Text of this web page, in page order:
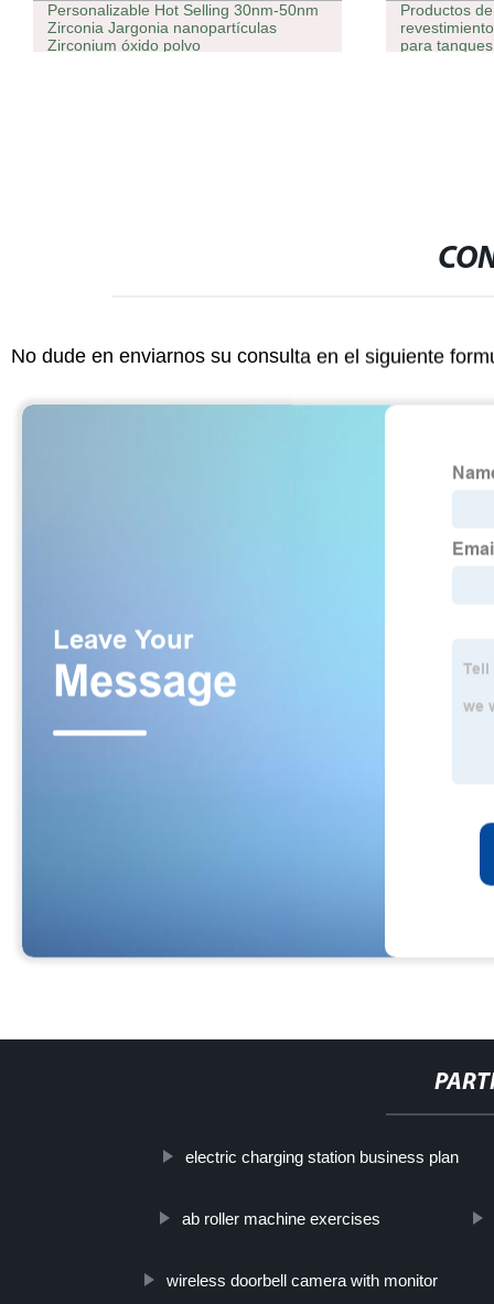
Personalizable Hot Selling 30nm-50nm
Zirconia Jargonia nanopartículas
Zirconium óxido polvo
Productos
para
No dude en enviarnos su consulta en el siguiente
electric charging station business plan
ab roller machine exercises
wireless doorbell camera with monitor